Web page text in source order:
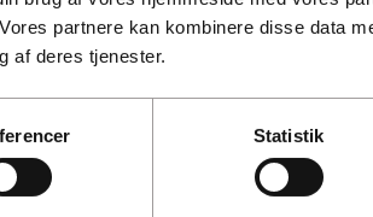
partnere kan kombinere disse data
af deres tjenester.
Statistik